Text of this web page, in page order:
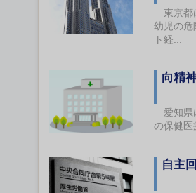
東京都
幼児の危
ト経...
向精
愛知県
の保健医
自主